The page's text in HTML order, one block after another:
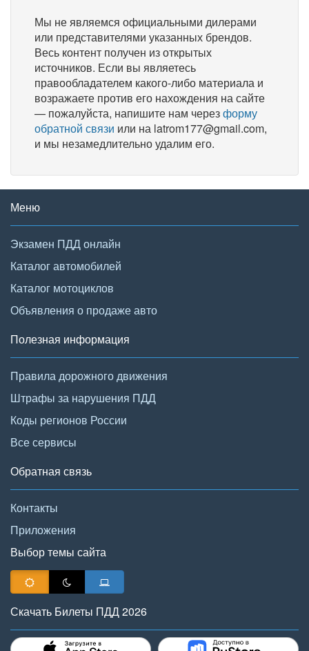
Мы не являемся официальными дилерами
или представителями указанных брендов.
Весь контент получен из открытых
источников. Если вы являетесь
правообладателем какого-либо материала и
возражаете против его нахождения на сайте
— пожалуйста, напишите нам черезформу
обратной связи или на latrom177@gmail.com,
и мы незамедлительно удалим его.
Меню
Экзамен ПДД онлайн
Каталог автомобилей
Каталог мотоциклов
Объявления о продаже авто
Полезная информация
Правила дорожного движения
Штрафы за нарушения ПДД
Коды регионов России
Все сервисы
Обратная связь
Контакты
Приложения
Выбор темы сайта
Скачать Билеты ПДД 2026